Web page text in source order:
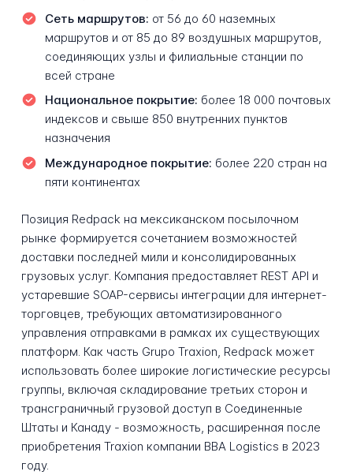
Сеть маршрутов: от 56 до 60 наземных
маршрутов и от 85 до 89 воздушных маршрутов,
соединяющих узлы и филиальные станции по
всей стране
Национальное покрытие: более 18 000 почтовых
индексов и свыше 850 внутренних пунктов
назначения
Международное покрытие: более 220 стран на
пяти континентах
Позиция Redpack на мексиканском посылочном
рынке формируется сочетанием возможностей
доставки последней мили и консолидированных
грузовых услуг. Компания предоставляет REST API и
устаревшие SOAP-сервисы интеграции для интернет-
торговцев, требующих автоматизированного
управления отправками в рамках их существующих
платформ. Как часть Grupo Traxion, Redpack может
использовать более широкие логистические ресурсы
группы, включая складирование третьих сторон и
трансграничный грузовой доступ в Соединенные
Штаты и Канаду - возможность, расширенная после
приобретения Traxion компании BBA Logistics в 2023
году.